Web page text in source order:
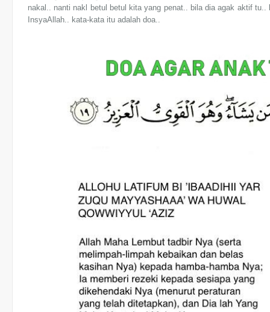
nakal.. nanti nakl betul betul kita yang penat.. bila dia agak aktif
InsyaAllah.. kata-kata itu adalah doa..